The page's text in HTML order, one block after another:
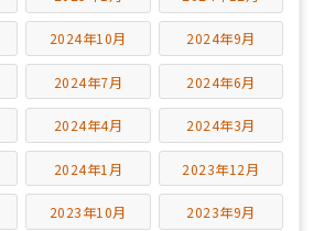
2024年10月 2024年9月
2024年7月 2024年6月
2024年4月 2024年3月
2024年1月 2023年12月
2023年10月 2023年9月